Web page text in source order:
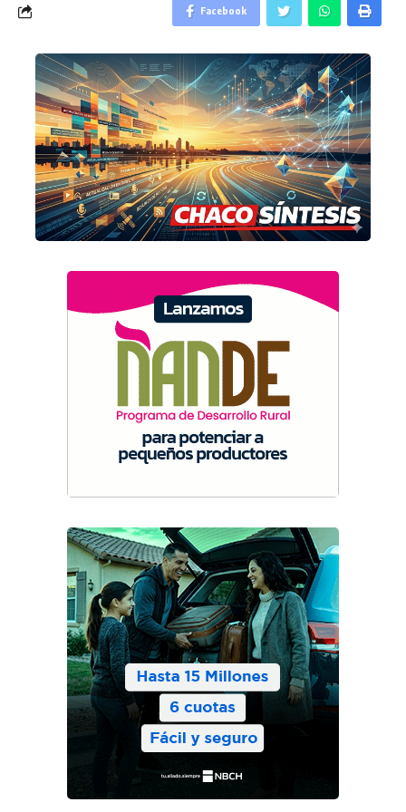
Facebook